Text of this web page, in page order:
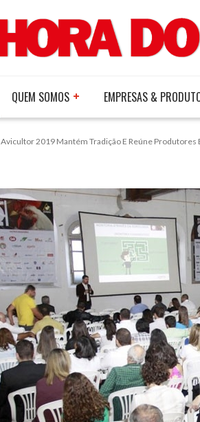
QUEM SOMOS EMPRESAS &
Avicultor 2019 Mantém Tradição E Reúne Produtores